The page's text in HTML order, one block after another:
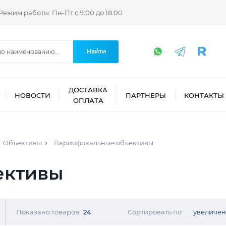
работы: Пн-Пт с 9:00 до 18:00
Найти
НОВОСТИ
ДОСТАВКА
ОПЛАТА
ПАРТНЕРЫ КОНТАКТЫ
Объективы Вариофокальные объективы
Показано товаров: 24 Сортировать по: